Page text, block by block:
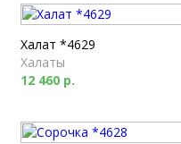
Халат *4629
Халаты
12 460 р.